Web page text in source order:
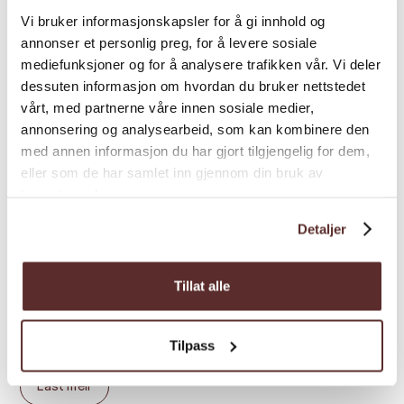
Vi bruker informasjonskapsler for å gi innhold og
annonser et personlig preg, for å levere sosiale
mediefunksjoner og for å analysere trafikken vår. Vi deler
dessuten informasjon om hvordan du bruker nettstedet
vårt, med partnerne våre innen sosiale medier,
annonsering og analysearbeid, som kan kombinere den
med annen informasjon du har gjort tilgjengelig for dem,
eller som de har samlet inn gjennom din bruk av
Detaljer
Tillat alle
Tilpass
Butikken: Feriehuset "Butikken" var bygd i
1880 og fungerte som ein handelsstad med
butikk, post og telegraf. Sidan den tid har
huset vorte restaurert, og står no fullt utstyrt
med ei idyllisk utsikt over Osafjorden. I andre
etasje er det to soverom - eit med ei
stoveløysing med alt du kan trenge for eit
behageleg opphald. I stova finn du mellom
anna vedomn, fjernsyn, spisebord og
skrivebord. Badet er utstyrt med dusj, toalett,
vaskemaskin og tørketrommel.
Last meir